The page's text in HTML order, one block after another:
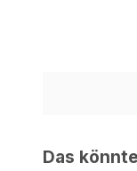
Das